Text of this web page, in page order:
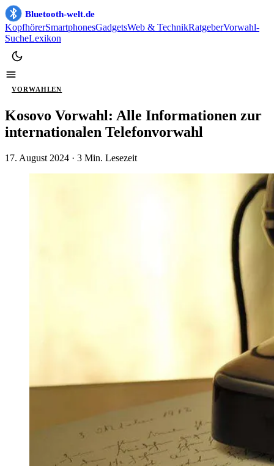
Bluetooth-welt.de
KopfhörerSmartphonesGadgetsWeb & TechnikRatgeberVorwahl-
SucheLexikon
VORWAHLEN
Kosovo Vorwahl: Alle Informationen zur
internationalen Telefonvorwahl
17. August 2024 · 3 Min. Lesezeit